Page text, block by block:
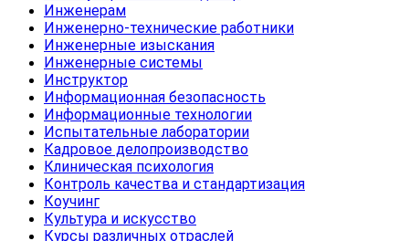
Инженерам
Инженерно-технические работники
Инженерные изыскания
Инженерные системы
Инструктор
Информационная безопасность
Информационные технологии
Испытательные лаборатории
Кадровое делопроизводство
Клиническая психология
Контроль качества и стандартизация
Коучинг
Культура и искусство
Курсы различных отраслей